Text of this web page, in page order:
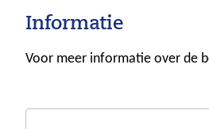
Informatie
Voor meer informatie over de